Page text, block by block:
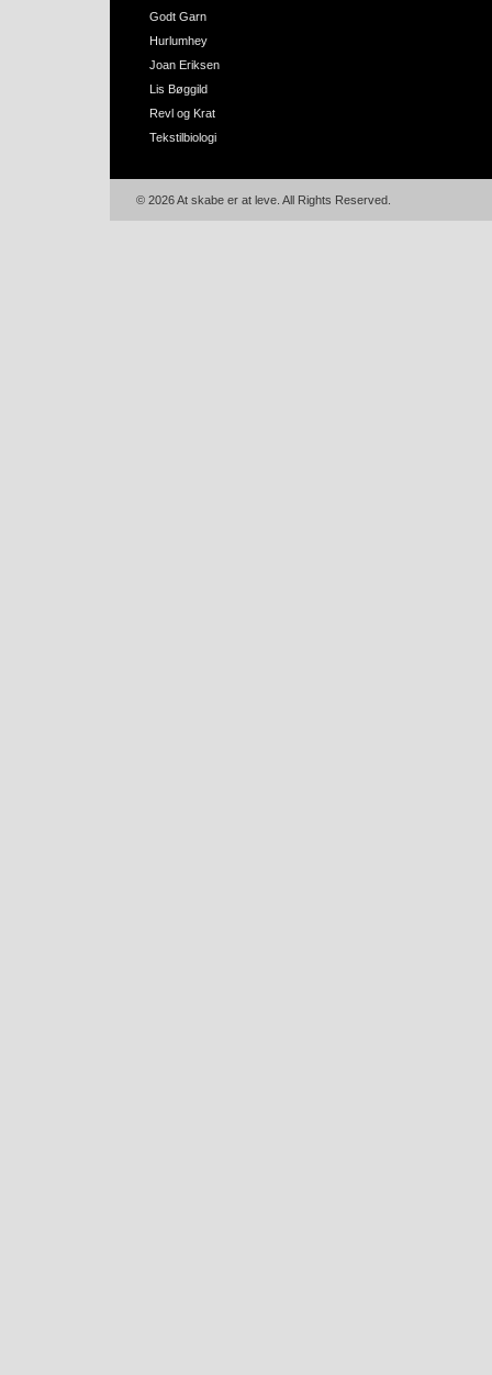
Godt Garn
Hurlumhey
Joan Eriksen
Lis Bøggild
Revl og Krat
Tekstilbiologi
© 2026 At skabe er at leve. All Rights Reserved.